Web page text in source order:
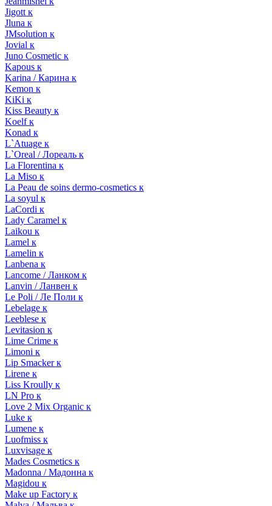
Jigott к
Jluna к
JMsolution к
Jovial к
Juno Cosmetic к
Kapous к
Karina / Карина к
Kemon к
KiKi к
Kiss Beauty к
Koelf к
Konad к
L`Atuage к
L`Oreal / Лореаль к
La Florentina к
La Miso к
La Peau de soins dermo-cosmetics к
La soyul к
LaCordi к
Lady Caramel к
Laikou к
Lamel к
Lamelin к
Lanbena к
Lancome / Ланком к
Lanvin / Ланвен к
Le Poli / Ле Поли к
Lebelage к
Leeblese к
Levitasion к
Lime Crime к
Limoni к
Lip Smacker к
Lirene к
Liss Kroully к
LN Pro к
Love 2 Mix Organic к
Luke к
Lumene к
Luofmiss к
Luxvisage к
Mades Cosmetics к
Madonna / Мадонна к
Magidou к
Make up Factory к